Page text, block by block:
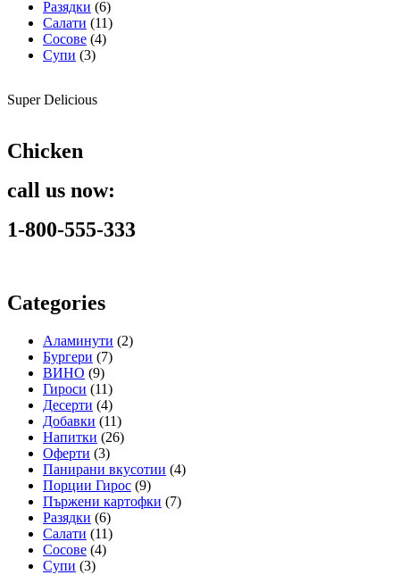
Разядки (6)
Салати (11)
Сосове (4)
Супи (3)
Super Delicious
Chicken
call us now:
1-800-555-333
Categories
Аламинути (2)
Бургери (7)
ВИНО (9)
Гироси (11)
Десерти (4)
Добавки (11)
Напитки (26)
Оферти (3)
Панирани вкусотии (4)
Порции Гирос (9)
Пържени картофки (7)
Разядки (6)
Салати (11)
Сосове (4)
Супи (3)